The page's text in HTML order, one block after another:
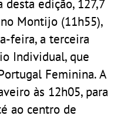
edição, 127,7
Montijo (11h55),
feira, a terceira
Individual, que
Feminina. A
às 12h05, para
ao centro de